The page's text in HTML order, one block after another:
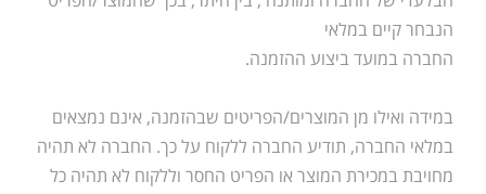
הנבחר קיים במלאי
החברה במועד ביצוע ההזמנה.
במידה ואילו מן המוצרים/הפריטים שבהזמנה, אינם נמצאים
במלאי החברה, תודיע החברה ללקוח על כך. החברה לא תהיה
מחויבת במכירת המוצר או הפריט החסר וללקוח לא תהיה כל